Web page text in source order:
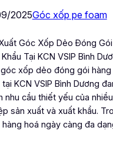
2025Góc xốp pe foam
Góc Xốp Dẻo Đóng
Tại KCN VSIP Bình
xốp dẻo đóng gói hàng
tại KCN VSIP Bình Dương
nhu cầu thiết yếu của
sản xuất và xuất khẩu.
hàng hoá ngày càng đa